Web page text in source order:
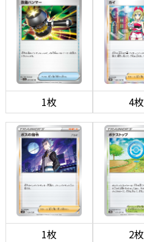
1枚 4枚
1枚 2枚